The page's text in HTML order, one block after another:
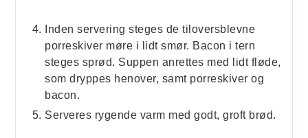
Inden servering steges de tiloversblevne
porreskiver møre i lidt smør. Bacon i tern
steges sprød. Suppen anrettes med lidt fløde,
som dryppes henover, samt porreskiver og
bacon.
Serveres rygende varm med godt, groft brød.